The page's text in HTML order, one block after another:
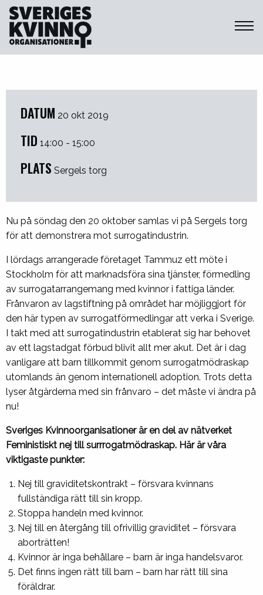
Sveriges Kvinnoorganisationer
DATUM 20 okt 2019
TID 14:00 - 15:00
PLATS Sergels torg
Nu på söndag den 20 oktober samlas vi på Sergels torg
för att demonstrera mot surrogatindustrin.
I lördags arrangerade företaget Tammuz ett möte i
Stockholm för att marknadsföra sina tjänster, förmedling
av surrogatarrangemang med kvinnor i fattiga länder.
Frånvaron av lagstiftning på området har möjliggjort för
den här typen av surrogatförmedlingar att verka i Sverige.
I takt med att surrogatindustrin etablerat sig har behovet
av ett lagstadgat förbud blivit allt mer akut. Det är i dag
vanligare att barn tillkommit genom surrogatmödraskap
utomlands än genom internationell adoption. Trots detta
lyser åtgärderna med sin frånvaro – det måste vi ändra på
nu!
Sveriges Kvinnoorganisationer är en del av nätverket
Feministiskt nej till surrrogatmödraskap. Här är våra
viktigaste punkter:
Nej till graviditetskontrakt – försvara kvinnans
fullständiga rätt till sin kropp.
Stoppa handeln med kvinnor.
Nej till en återgång till ofrivillig graviditet – försvara
aborträtten!
Kvinnor är inga behållare – barn är inga handelsvaror.
Det finns ingen rätt till barn – barn har rätt till sina
föräldrar.